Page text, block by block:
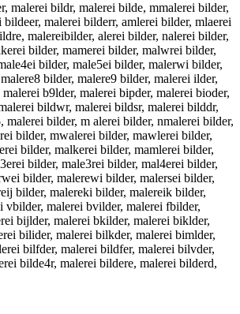
malerei bildr, malerei bilde, mmalerei bilder,
malerei bilderr, amlerei bilder, mlaerei
malereibilder, alerei bilder, nalerei bilder,
bilder, mamerei bilder, malwrei bilder,
bilder, male5ei bilder, malerwi bilder,
bilder, malere9 bilder, malerei ilder,
b9lder, malerei bipder, malerei bioder,
bildwr, malerei bildsr, malerei bilddr,
bilder, m alerei bilder, nmalerei bilder,
bilder, mwalerei bilder, mawlerei bilder,
bilder, malkerei bilder, mamlerei bilder,
bilder, male3rei bilder, mal4erei bilder,
bilder, malerewi bilder, malersei bilder,
bilder, malereki bilder, malereik bilder,
vbilder, malerei bvilder, malerei fbilder,
bijlder, malerei bkilder, malerei biklder,
bilider, malerei bilkder, malerei bimlder,
bilfder, malerei bildfer, malerei bilvder,
bilde4r, malerei bildere, malerei bilderd,